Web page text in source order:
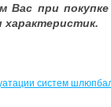
Вас при
систем